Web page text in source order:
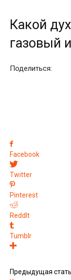
Какой
газовый
Поделиться:
Facebook
Twitter
Pinterest
ReddIt
Tumblr
Предыдущая